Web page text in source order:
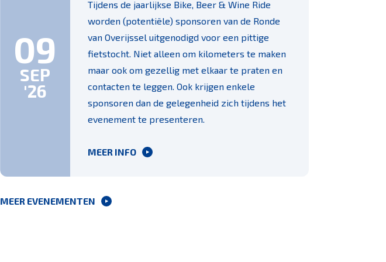
09
SEP
'26
Tijdens de jaarlijkse Bike, Beer & Wine Ride
worden (potentiële) sponsoren van de Ronde
van Overijssel uitgenodigd voor een pittige
fietstocht. Niet alleen om kilometers te maken
maar ook om gezellig met elkaar te praten en
contacten te leggen. Ook krijgen enkele
sponsoren dan de gelegenheid zich tijdens het
evenement te presenteren.
MEER INFO
MEER EVENEMENTEN